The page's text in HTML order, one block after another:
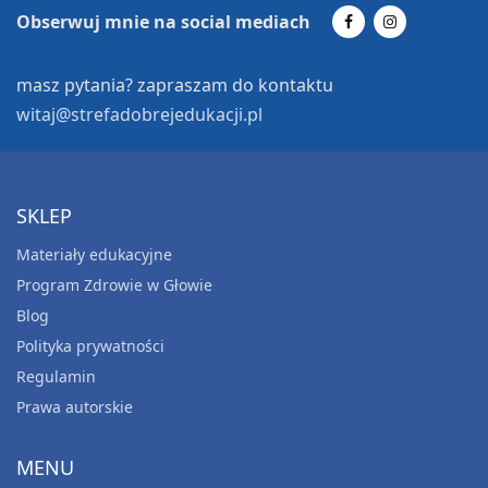
Obserwuj mnie na social mediach
masz pytania? zapraszam do kontaktu
witaj@strefadobrejedukacji.pl
SKLEP
Materiały edukacyjne
Program Zdrowie w Głowie
Blog
Polityka prywatności
Regulamin
Prawa autorskie
MENU